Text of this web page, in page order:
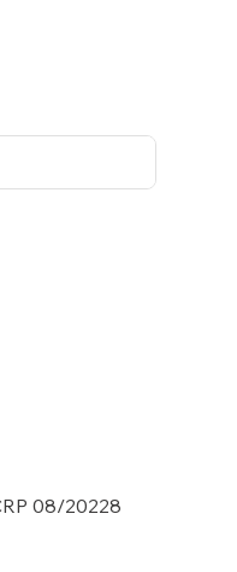
08/20228